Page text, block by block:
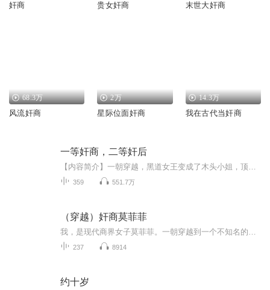
奸商 贵女奸商 末世大奸商
68.3万
风流奸商
2万
星际位面奸商
14.3万
我在古代当奸商
一等奸商，二等奸后
359 551.7万
（穿越）奸商莫菲菲
237 8914
约十岁